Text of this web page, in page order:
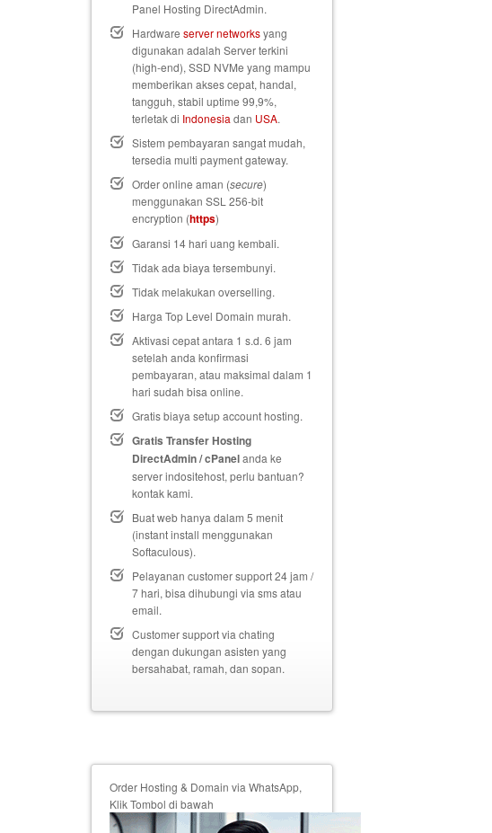
Panel Hosting DirectAdmin.
Hardware server networksyang
digunakan adalah Server terkini
(high-end), SSD NVMe yang mampu
memberikan akses cepat, handal,
tangguh, stabil uptime 99,9%,
terletak di Indonesia dan USA.
Sistem pembayaran sangat mudah,
tersedia multi payment gateway.
Order online aman (secure)
menggunakan SSL 256-bit
encryption (https)
Garansi 14 hari uang kembali.
Tidak ada biaya tersembunyi.
Tidak melakukan overselling.
Harga Top Level Domain murah.
Aktivasi cepat antara 1 s.d. 6 jam
setelah anda konfirmasi
pembayaran, atau maksimal dalam 1
hari sudah bisa online.
Gratis biaya setupaccount hosting.
Gratis Transfer Hosting
DirectAdmin / cPanelanda ke
server indositehost, perlu bantuan?
kontak kami.
Buat web hanya dalam 5 menit
(instant install menggunakan
Softaculous).
Pelayanan customer support 24 jam /
7 hari, bisa dihubungi via sms atau
email.
Customer support via chating
dengan dukungan asisten yang
bersahabat, ramah, dan sopan.
Order Hosting & Domain via WhatsApp,
Klik Tombol di bawah